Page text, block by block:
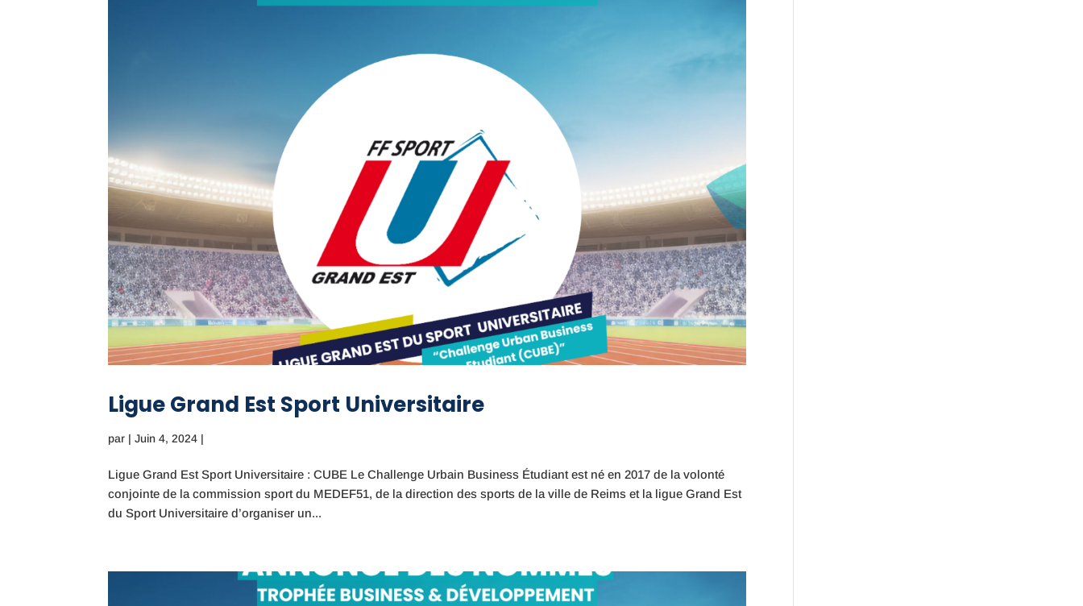
Ligue Grand Est Sport Universitaire
par |Juin 4, 2024 |
Ligue Grand Est Sport Universitaire : CUBE Le Challenge Urbain Business Étudiant est né en 2017 de la volonté
conjointe de la commission sport du MEDEF51, de la direction des sports de la ville de Reims et la ligue Grand Est
du Sport Universitaire d’organiser un...